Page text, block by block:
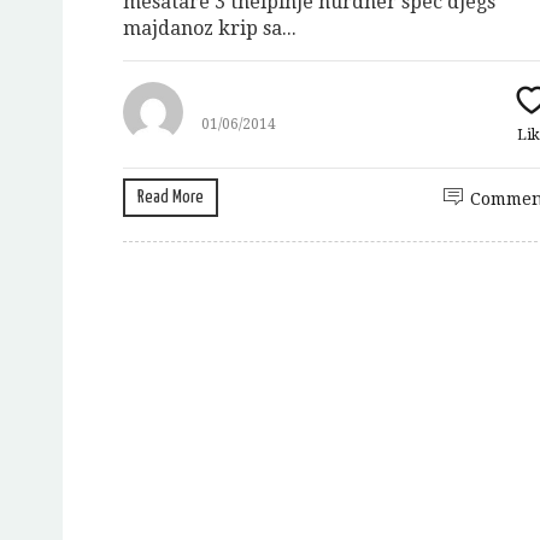
majdanoz krip sa...
01/06/2014
Read More